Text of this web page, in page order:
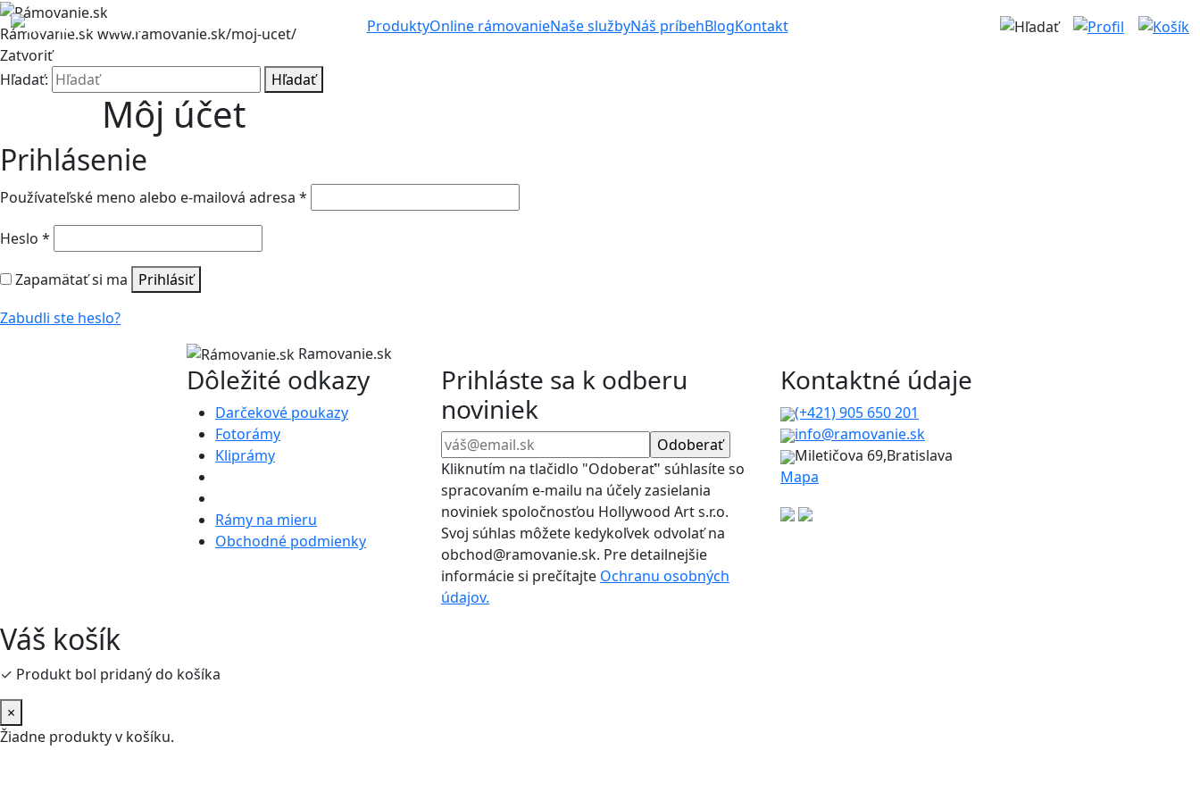
Rámovanie.skwww.ramovanie.sk/moj-ucet/
Zatvoriť
Hľadať:
Hľadať
ProduktyOnline rámovanieNaše službyNáš príbehBlogKontakt
Môj účet
Prihlásenie
Používateľské meno alebo e-mailová adresa *
Heslo *
Zapamätať si ma
Prihlásiť
Zabudli ste heslo?
Ramovanie.sk
Dôležité odkazy
Darčekové poukazy
Fotorámy
Kliprámy
Rámy na mieru
Obchodné podmienky
Prihláste sa k odberu
noviniek
Kliknutím na tlačidlo "Odoberať" súhlasíte so
spracovaním e-mailu na účely zasielania
noviniek spoločnosťou Hollywood Art s.r.o.
Svoj súhlas môžete kedykoľvek odvolať na
obchod@ramovanie.sk. Pre detailnejšie
informácie si prečítajte Ochranu osobných
údajov.
Kontaktné údaje
(+421) 905 650 201
info@ramovanie.sk
Miletičova 69,Bratislava
Mapa
Váš košík
✓ Produkt bol pridaný do košíka
×
Žiadne produkty v košíku.